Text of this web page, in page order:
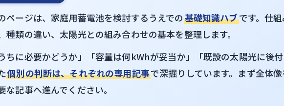
ページは、家庭用蓄電池を検討するうえでの基礎知識ハブです。仕
種類の違い、太陽光との組み合わせの基本を整理します。
うちに必要かどうか」「容量は何kWhが妥当か」「既設の太陽光に後
個別の判断は、それぞれの専用記事で深掘りしています。まず全体像
な記事へ進んでください。